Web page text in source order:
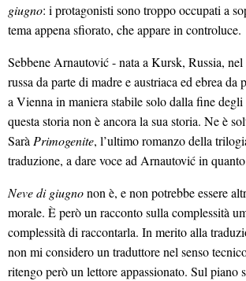
giugno: i protagonisti sono troppo occupati a
tema appena sfiorato, che appare in controluce.
Sebbene Arnautović - nata a Kursk, Russia,
russa da parte di madre e austriaca ed ebrea da
a Vienna in maniera stabile solo dalla fine degli
questa storia non è ancora la sua storia. Ne è
Sarà Primogenite, l’ultimo romanzo della
traduzione, a dare voce ad Arnautović in
Neve di giugnonon è, e non potrebbe essere
morale. È però un racconto sulla complessità
complessità di raccontarla. In merito alla
non mi considero un traduttore nel senso
ritengo però un lettore appassionato. Sul piano